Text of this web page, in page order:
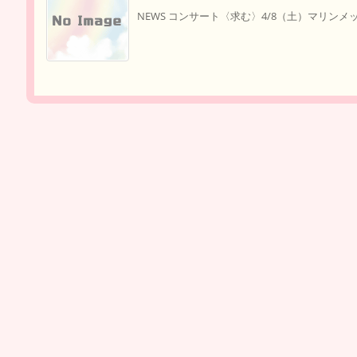
NEWS コンサート〈求む〉4/8（土）マリンメ